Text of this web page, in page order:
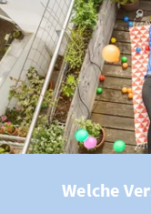
Welche